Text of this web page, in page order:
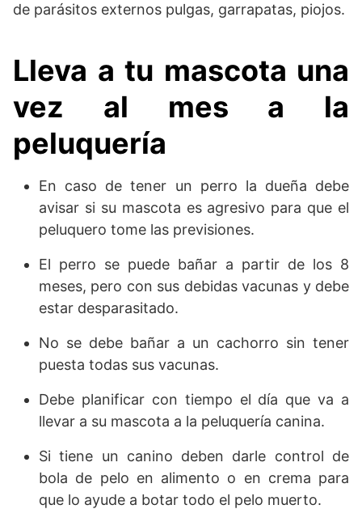
de parásitos externos pulgas, garrapatas, piojos.
Lleva a tu mascota una
vez al mes a la
peluquería
En caso de tener un perro la dueña debe
avisar si su mascota es agresivo para que el
peluquero tome las previsiones.
El perro se puede bañar a partir de los 8
meses, pero con sus debidas vacunas y debe
estar desparasitado.
No se debe bañar a un cachorro sin tener
puesta todas sus vacunas.
Debe planificar con tiempo el día que va a
llevar a su mascota a la peluquería canina.
Si tiene un canino deben darle control de
bola de pelo en alimento o en crema para
que lo ayude a botar todo el pelo muerto.